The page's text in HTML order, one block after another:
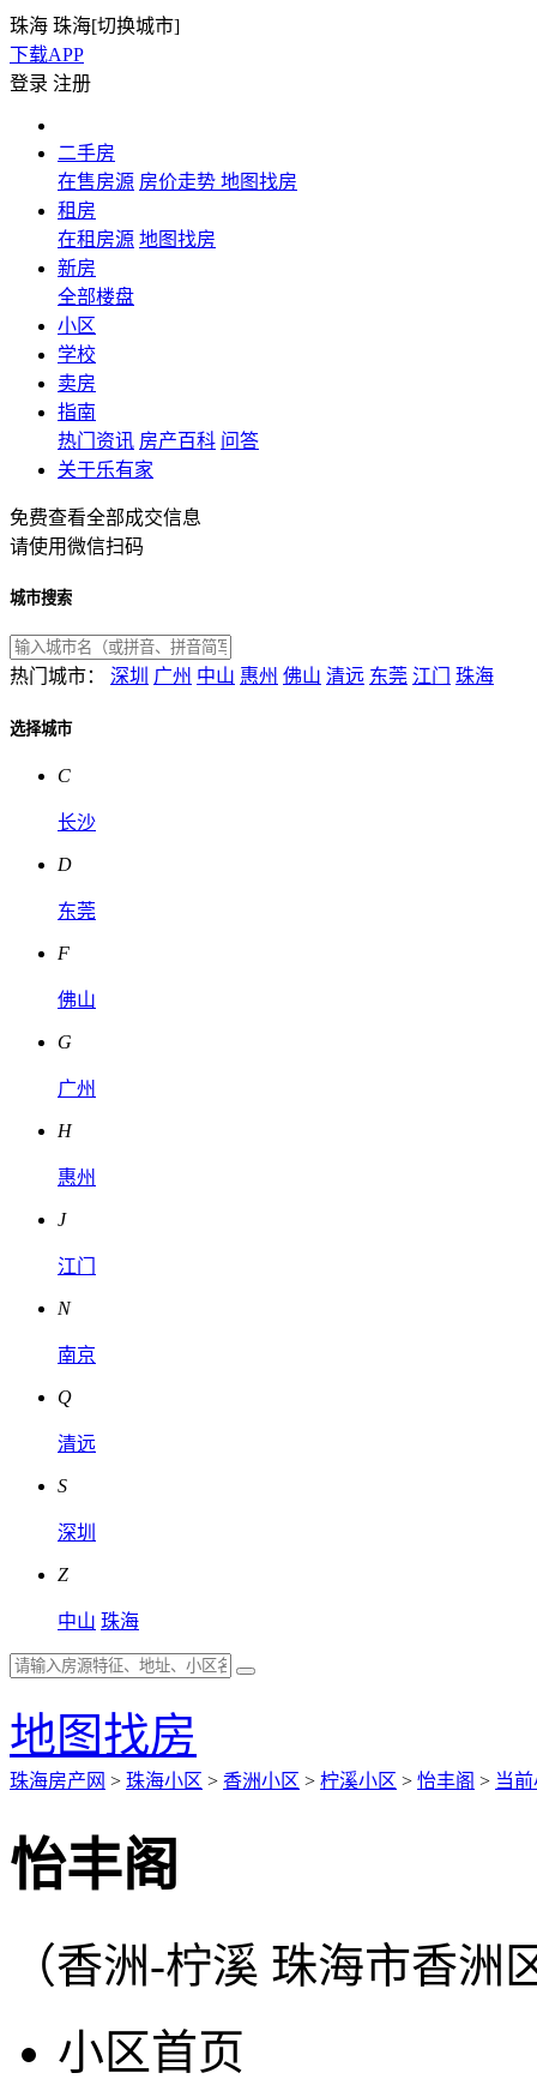
珠海 珠海[切换城市]
下载APP
登录 注册
二手房
在售房源 房价走势 地图找房
租房
在租房源 地图找房
新房
全部楼盘
小区
学校
卖房
指南
热门资讯 房产百科 问答
关于乐有家
免费查看全部成交信息
请使用微信扫码
城市搜索
热门城市： 深圳 广州 中山 惠州 佛山 清远 东莞 江门 珠海
选择城市
C
长沙
D
东莞
F
佛山
G
广州
H
惠州
J
江门
N
南京
Q
清远
S
深圳
Z
中山 珠海
地图找房
珠海房产网 > 珠海小区 > 香洲小区 > 柠溪小区 > 怡丰阁 > 当
怡丰阁
（香洲-柠溪 珠海市香洲
小区首页